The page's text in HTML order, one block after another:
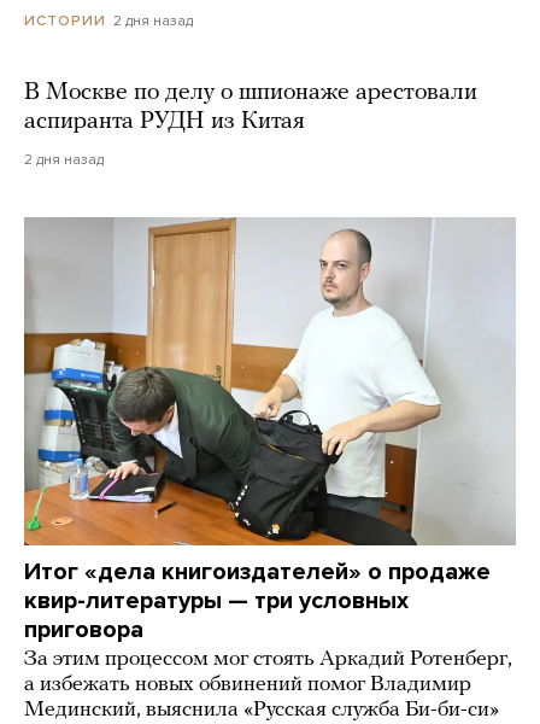
ИСТОРИИ 2 дня назад
В Москве по делу о шпионаже арестовали
аспиранта РУДН из Китая
2 дня назад
Итог «дела книгоиздателей» о продаже
квир-литературы — три условных
приговора
За этим процессом мог стоять Аркадий Ротенберг,
а избежать новых обвинений помог Владимир
Мединский, выяснила «Русская служба Би-би-си»